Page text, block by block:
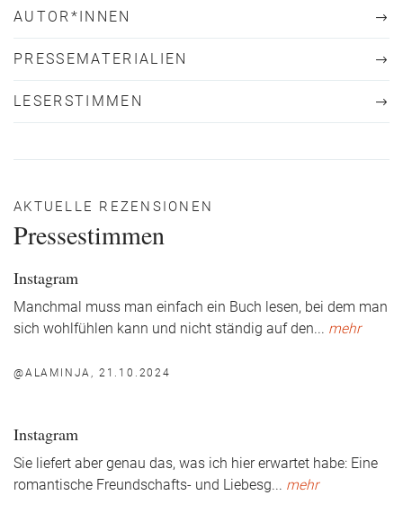
AUTOR*INNEN
PRESSEMATERIALIEN
LESERSTIMMEN
AKTUELLE REZENSIONEN
Pressestimmen
Instagram
Manchmal muss man einfach ein Buch lesen, bei dem man
sich wohlfühlen kann und nicht ständig auf den... mehr
@ALAMINJA, 21.10.2024
Instagram
Sie liefert aber genau das, was ich hier erwartet habe: Eine
romantische Freundschafts- und Liebesg... mehr